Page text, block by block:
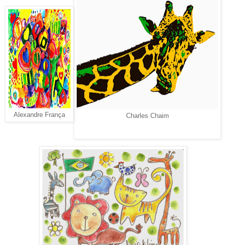
Charles Chaim
Alexandre França